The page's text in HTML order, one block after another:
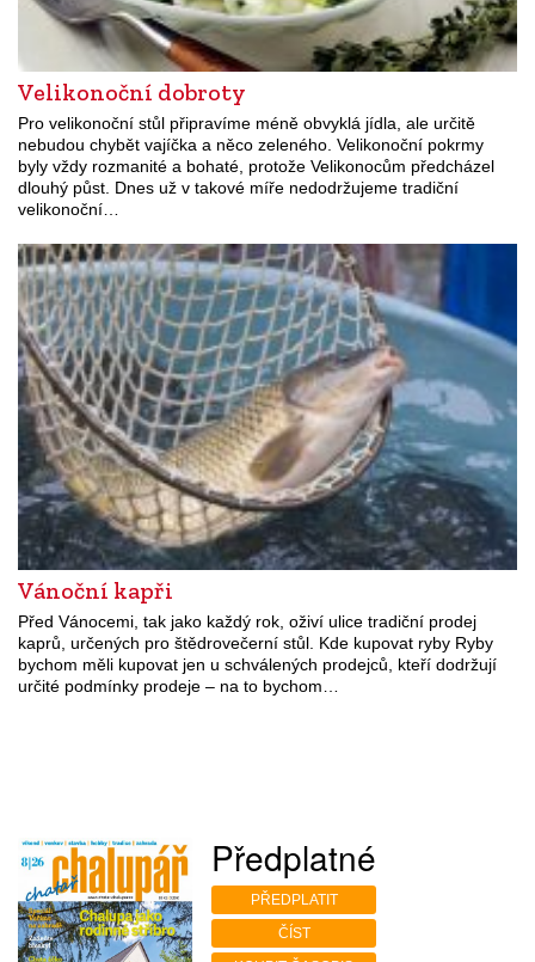
Velikonoční dobroty
Pro velikonoční stůl připravíme méně obvyklá jídla, ale určitě
nebudou chybět vajíčka a něco zeleného. Velikonoční pokrmy
byly vždy rozmanité a bohaté, protože Velikonocům předcházel
dlouhý půst. Dnes už v takové míře nedodržujeme tradiční
velikonoční…
Vánoční kapři
Před Vánocemi, tak jako každý rok, oživí ulice tradiční prodej
kaprů, určených pro štědrovečerní stůl. Kde kupovat ryby Ryby
bychom měli kupovat jen u schválených prodejců, kteří dodržují
určité podmínky prodeje – na to bychom…
Předplatné
PŘEDPLATIT
ČÍST